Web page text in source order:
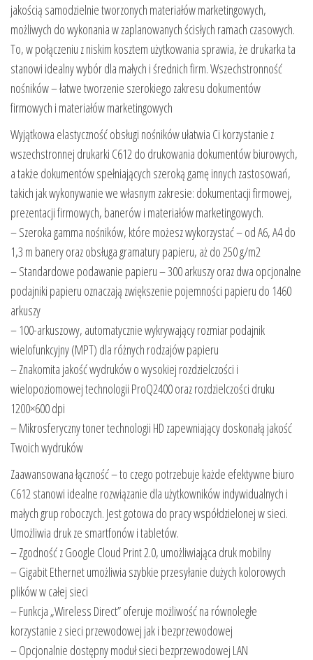
jakością samodzielnie tworzonych materiałów marketingowych,
możliwych do wykonania w zaplanowanych ścisłych ramach czasowych.
To, w połączeniu z niskim kosztem użytkowania sprawia, że drukarka ta
stanowi idealny wybór dla małych i średnich firm. Wszechstronność
nośników – łatwe tworzenie szerokiego zakresu dokumentów
firmowych i materiałów marketingowych
Wyjątkowa elastyczność obsługi nośników ułatwia Ci korzystanie z
wszechstronnej drukarki C612 do drukowania dokumentów biurowych,
a także dokumentów spełniających szeroką gamę innych zastosowań,
takich jak wykonywanie we własnym zakresie: dokumentacji firmowej,
prezentacji firmowych, banerów i materiałów marketingowych.
– Szeroka gamma nośników, które możesz wykorzystać – od A6, A4 do
1,3 m banery oraz obsługa gramatury papieru, aż do 250 g/m2
– Standardowe podawanie papieru – 300 arkuszy oraz dwa opcjonalne
podajniki papieru oznaczają zwiększenie pojemności papieru do 1460
arkuszy
– 100-arkuszowy, automatycznie wykrywający rozmiar podajnik
wielofunkcyjny (MPT) dla różnych rodzajów papieru
– Znakomita jakość wydruków o wysokiej rozdzielczości i
wielopoziomowej technologii ProQ2400 oraz rozdzielczości druku
1200×600 dpi
– Mikrosferyczny toner technologii HD zapewniający doskonałą jakość
Twoich wydruków
Zaawansowana łączność – to czego potrzebuje każde efektywne biuro
C612 stanowi idealne rozwiązanie dla użytkowników indywidualnych i
małych grup roboczych. Jest gotowa do pracy współdzielonej w sieci.
Umożliwia druk ze smartfonów i tabletów.
– Zgodność z Google Cloud Print 2.0, umożliwiająca druk mobilny
– Gigabit Ethernet umożliwia szybkie przesyłanie dużych kolorowych
plików w całej sieci
– Funkcja „Wireless Direct” oferuje możliwość na równoległe
korzystanie z sieci przewodowej jak i bezprzewodowej
– Opcjonalnie dostępny moduł sieci bezprzewodowej LAN